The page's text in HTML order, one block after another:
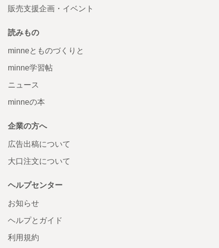
販売支援企画・イベント
読みもの
minneとものづくりと
minne学習帖
ニュース
minneの本
企業の方へ
広告出稿について
大口注文について
ヘルプセンター
お知らせ
ヘルプとガイド
利用規約